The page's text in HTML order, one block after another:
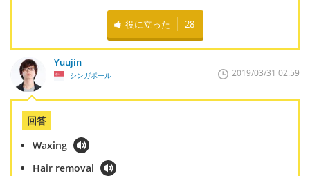
役に立った 28
Yuujin
シンガポール 2019/03/31 02:59
回答
Waxing
Hair removal